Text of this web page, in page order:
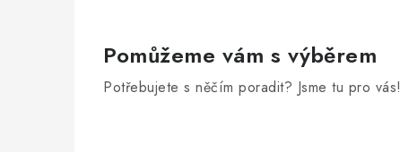
Pomůžeme vám s výběrem
Potřebujete s něčím poradit? Jsme tu pro vás!